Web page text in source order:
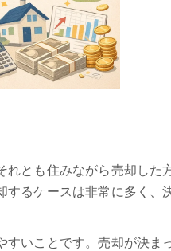
とも住みながら売却した
るケースは非常に多く、
いことです。売却が決ま